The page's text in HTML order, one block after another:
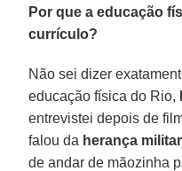
Por que a educação
currículo?
Não sei dizer
educação física do Rio,
entrevistei depois de
falou da herança militar
de andar de mãozinha